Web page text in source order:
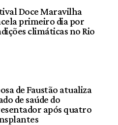
Doce Maravilha
primeiro dia por
climáticas no Rio
de Faustão atualiza
de saúde do
após quatro